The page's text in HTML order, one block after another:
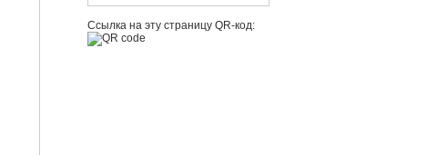
Ссылка на эту страницу QR-код: